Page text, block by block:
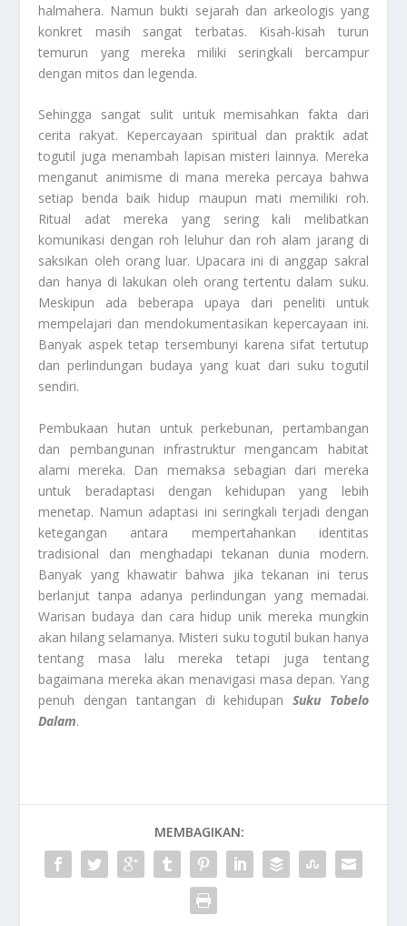
halmahera. Namun bukti sejarah dan arkeologis yang
konkret masih sangat terbatas. Kisah-kisah turun
temurun yang mereka miliki seringkali bercampur
dengan mitos dan legenda.
Sehingga sangat sulit untuk memisahkan fakta dari
cerita rakyat. Kepercayaan spiritual dan praktik adat
togutil juga menambah lapisan misteri lainnya. Mereka
menganut animisme di mana mereka percaya bahwa
setiap benda baik hidup maupun mati memiliki roh.
Ritual adat mereka yang sering kali melibatkan
komunikasi dengan roh leluhur dan roh alam jarang di
saksikan oleh orang luar. Upacara ini di anggap sakral
dan hanya di lakukan oleh orang tertentu dalam suku.
Meskipun ada beberapa upaya dari peneliti untuk
mempelajari dan mendokumentasikan kepercayaan ini.
Banyak aspek tetap tersembunyi karena sifat tertutup
dan perlindungan budaya yang kuat dari suku togutil
sendiri.
Pembukaan hutan untuk perkebunan, pertambangan
dan pembangunan infrastruktur mengancam habitat
alami mereka. Dan memaksa sebagian dari mereka
untuk beradaptasi dengan kehidupan yang lebih
menetap. Namun adaptasi ini seringkali terjadi dengan
ketegangan antara mempertahankan identitas
tradisional dan menghadapi tekanan dunia modern.
Banyak yang khawatir bahwa jika tekanan ini terus
berlanjut tanpa adanya perlindungan yang memadai.
Warisan budaya dan cara hidup unik mereka mungkin
akan hilang selamanya. Misteri suku togutil bukan hanya
tentang masa lalu mereka tetapi juga tentang
bagaimana mereka akan menavigasi masa depan. Yang
penuh dengan tantangan di kehidupan Suku Tobelo
Dalam.
MEMBAGIKAN: